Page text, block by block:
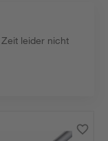
leider nicht